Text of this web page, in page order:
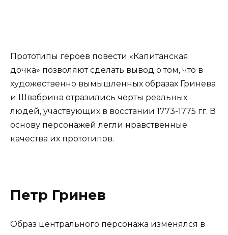
Прототипы героев повести «Капитанская
дочка» позволяют сделать вывод о том, что в
художественно вымышленных образах Гринева
и Швабрина отразились черты реальных
людей, участвующих в восстании 1773-1775 гг. В
основу персонажей легли нравственные
качества их прототипов.
Петр Гринев
Образ центрального персонажа изменялся в